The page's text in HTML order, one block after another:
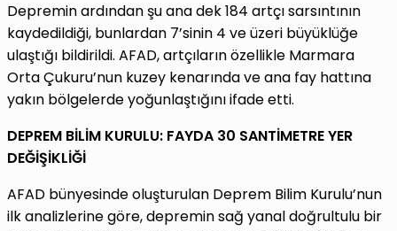
Depremin ardından şu ana dek 184 artçı sarsıntının
kaydedildiği, bunlardan 7’sinin 4 ve üzeri büyüklüğe
ulaştığı bildirildi. AFAD, artçıların özellikle Marmara
Orta Çukuru’nun kuzey kenarında ve ana fay hattına
yakın bölgelerde yoğunlaştığını ifade etti.
DEPREM BİLİM KURULU: FAYDA 30 SANTİMETRE YER
DEĞİŞİKLİĞİ
AFAD bünyesinde oluşturulan Deprem Bilim Kurulu’nun
ilk analizlerine göre, depremin sağ yanal doğrultulu bir